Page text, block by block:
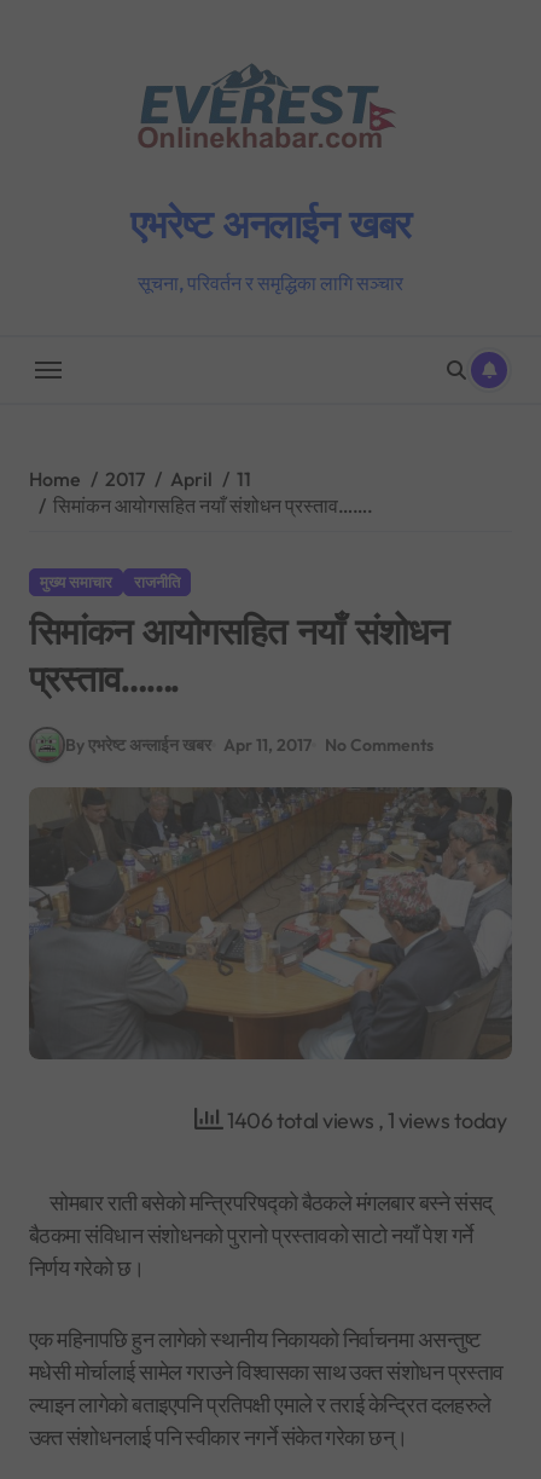
एभरेष्ट अनलाईन खबर
सूचना, परिवर्तन र समृद्धिका लागि सञ्चार
Home 2017 April
11
सिमांकन आयोगसहित नयाँ संशोधन प्रस्ताव…….
मुख्य समाचार राजनीति
सिमांकन आयोगसहित नयाँ संशोधन
प्रस्ताव…….
By एभरेष्ट अन्लाईन खबर Apr 11, 2017 No Comments
1406 total views , 1 views today
सोमबार राती बसेको मन्त्रिपरिषद्को बैठकले मंगलबार बस्ने संसद्
बैठकमा संविधान संशोधनको पुरानो प्रस्तावको साटो नयाँ पेश गर्ने
निर्णय गरेको छ।
एक महिनापछि हुन लागेको स्थानीय निकायको निर्वाचनमा असन्तुष्ट
मधेसी मोर्चालाई सामेल गराउने विश्वासका साथ उक्त संशोधन प्रस्ताव
ल्याइन लागेको बताइएपनि प्रतिपक्षी एमाले र तराई केन्द्रित दलहरुले
उक्त संशोधनलाई पनि स्वीकार नगर्ने संकेत गरेका छन्।